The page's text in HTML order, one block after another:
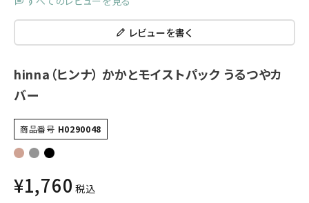
レビューを書く
hinna（ヒンナ） かかとモイストパック うるつやカ
バー
商品番号 H0290048
¥1,760 税込